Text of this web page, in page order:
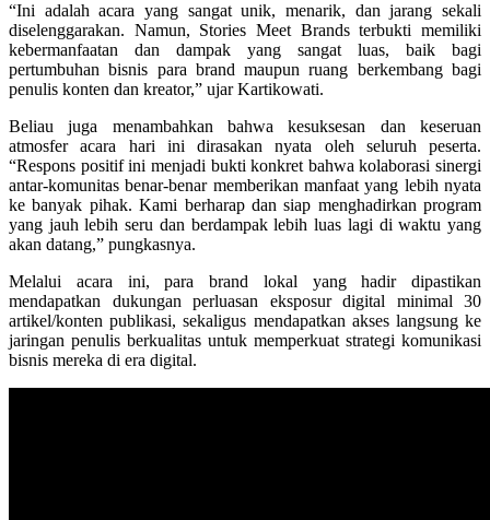
“Ini adalah acara yang sangat unik, menarik, dan jarang sekali
diselenggarakan. Namun, Stories Meet Brands terbukti memiliki
kebermanfaatan dan dampak yang sangat luas, baik bagi
pertumbuhan bisnis para brand maupun ruang berkembang bagi
penulis konten dan kreator,” ujar Kartikowati.
Beliau juga menambahkan bahwa kesuksesan dan keseruan
atmosfer acara hari ini dirasakan nyata oleh seluruh peserta.
“Respons positif ini menjadi bukti konkret bahwa kolaborasi sinergi
antar-komunitas benar-benar memberikan manfaat yang lebih nyata
ke banyak pihak. Kami berharap dan siap menghadirkan program
yang jauh lebih seru dan berdampak lebih luas lagi di waktu yang
akan datang,” pungkasnya.
Melalui acara ini, para brand lokal yang hadir dipastikan
mendapatkan dukungan perluasan eksposur digital minimal 30
artikel/konten publikasi, sekaligus mendapatkan akses langsung ke
jaringan penulis berkualitas untuk memperkuat strategi komunikasi
bisnis mereka di era digital.